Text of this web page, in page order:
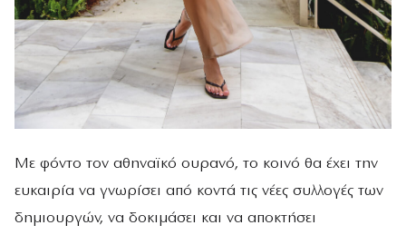
Με φόντο τον αθηναϊκό ουρανό, το κοινό θα έχει την
ευκαιρία να γνωρίσει από κοντά τις νέες συλλογές των
δημιουργών, να δοκιμάσει και να αποκτήσει